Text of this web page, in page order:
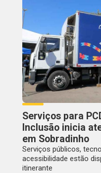
Serviços para
Inclusão inicia
em Sobradinho
Serviços públicos,
acessibilidade estão
itinerante